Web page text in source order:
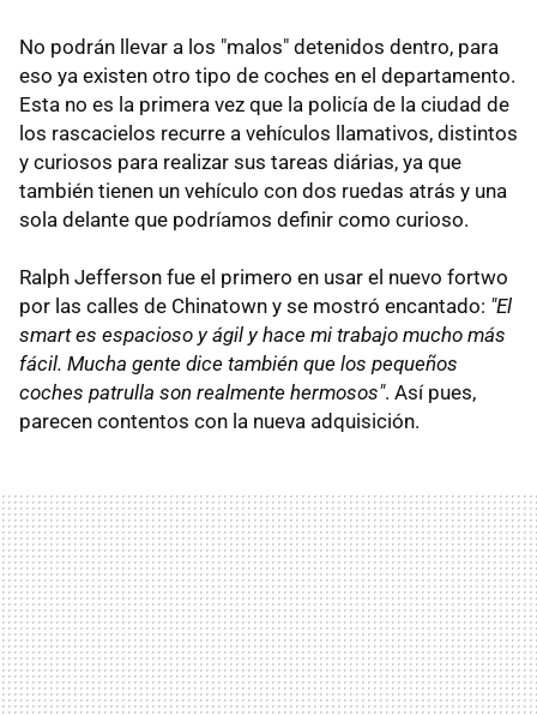
No podrán llevar a los "malos" detenidos dentro, para
eso ya existen otro tipo de coches en el departamento.
Esta no es la primera vez que la policía de la ciudad de
los rascacielos recurre a vehículos llamativos, distintos
y curiosos para realizar sus tareas diárias, ya que
también tienen un vehículo con dos ruedas atrás y una
sola delante que podríamos definir como curioso.
Ralph Jefferson fue el primero en usar el nuevo fortwo
por las calles de Chinatown y se mostró encantado: "El
smart es espacioso y ágil y hace mi trabajo mucho más
fácil. Mucha gente dice también que los pequeños
coches patrulla son realmente hermosos". Así pues,
parecen contentos con la nueva adquisición.